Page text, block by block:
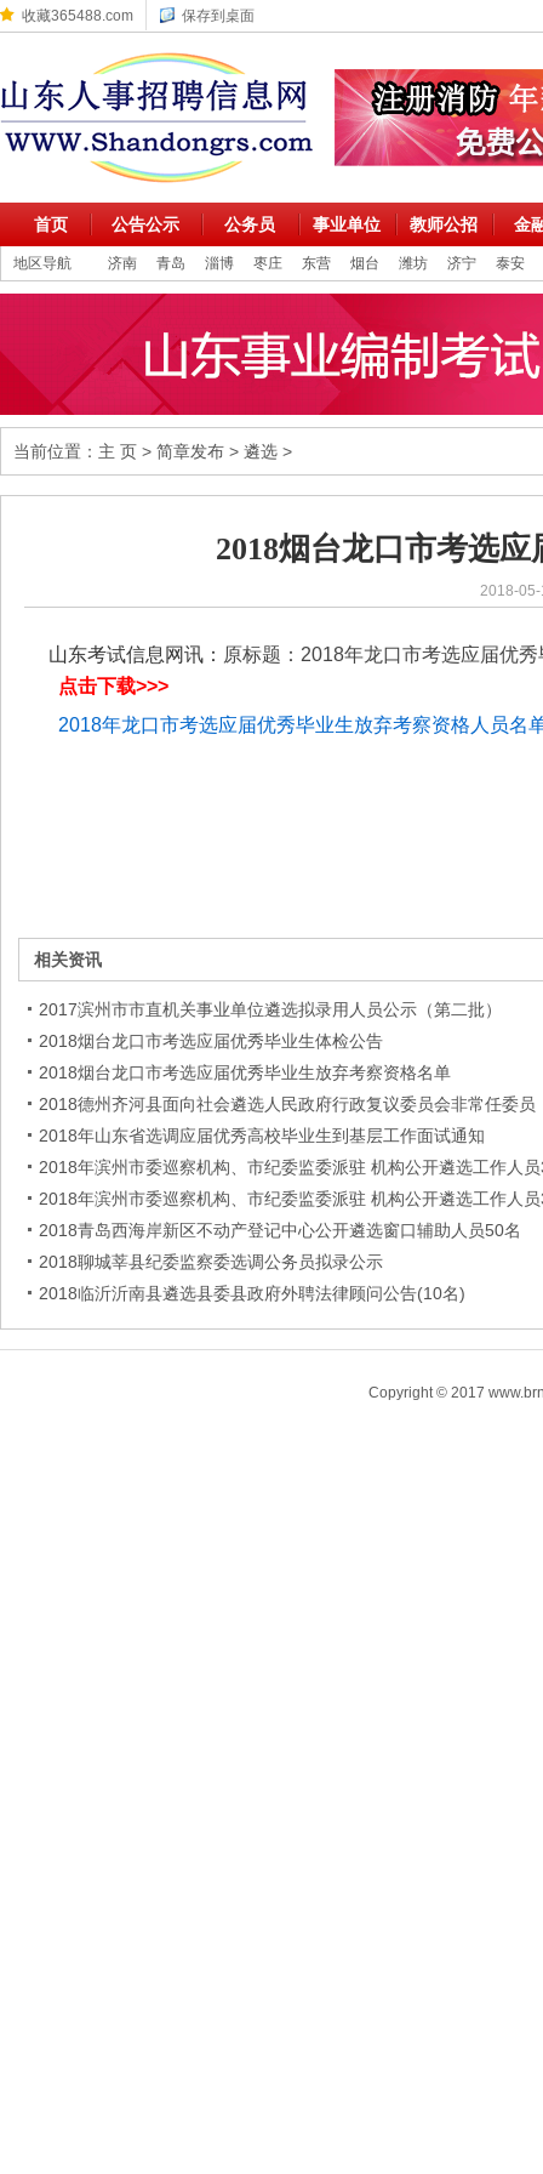
收藏365488.com 保存到桌面
首页 公告公示 公务员 事业单位 教师公招 金
地区导航 济南 青岛 淄博 枣庄 东营 烟台 潍坊 济宁 泰安
当前位置： 主 页 > 简章发布 > 遴选 >
2018烟台龙口市考选
2018-
山东考试信息网讯： 原标题：2018年龙口市考选应届优
点击下载>>>
2018年龙口市考选应届优秀毕业生放弃考察资格人员名
相关资讯
2017滨州市市直机关事业单位遴选拟录用人员公示（第二批）
2018烟台龙口市考选应届优秀毕业生体检公告
2018烟台龙口市考选应届优秀毕业生放弃考察资格名单
2018德州齐河县面向社会遴选人民政府行政复议委员会非常任委员
2018年山东省选调应届优秀高校毕业生到基层工作面试通知
2018年滨州市委巡察机构、市纪委监委派驻 机构公开遴选工作人
2018年滨州市委巡察机构、市纪委监委派驻 机构公开遴选工作人
2018青岛西海岸新区不动产登记中心公开遴选窗口辅助人员50名
2018聊城莘县纪委监察委选调公务员拟录公示
2018临沂沂南县遴选县委县政府外聘法律顾问公告(10名)
Copyright © 2017